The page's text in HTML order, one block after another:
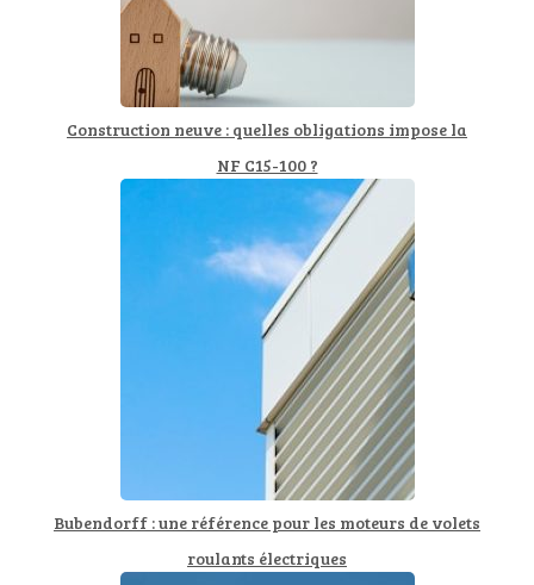
Construction neuve : quelles obligations impose la
NF C15-100 ?
Bubendorff : une référence pour les moteurs de volets
roulants électriques